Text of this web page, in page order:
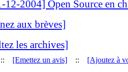
12-2004] Open Source en
aux brèves]
les archives]
[Emettez un avis] :: [Ajoutez à